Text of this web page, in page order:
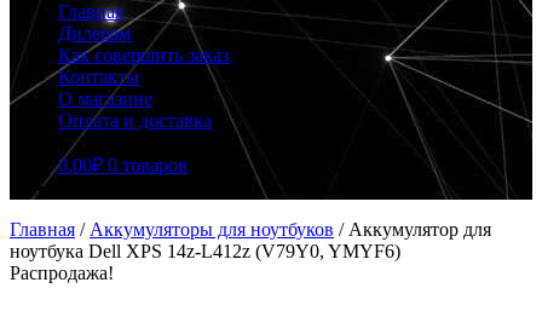
Главная
Дилерам
Как совершить заказ
Контакты
О магазине
Оплата и доставка
0.00₽ 0 товаров
Главная / Аккумуляторы для ноутбуков / Аккумулятор для
ноутбука Dell XPS 14z-L412z (V79Y0, YMYF6)
Распродажа!